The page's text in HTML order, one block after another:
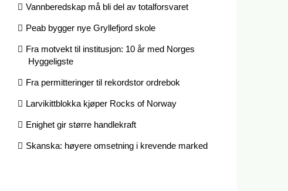
Vannberedskap må bli del av totalforsvaret
Peab bygger nye Gryllefjord skole
Fra motvekt til institusjon: 10 år med Norges
Hyggeligste
Fra permitteringer til rekordstor ordrebok
Larvikittblokka kjøper Rocks of Norway
Enighet gir større handlekraft
Skanska: høyere omsetning i krevende marked